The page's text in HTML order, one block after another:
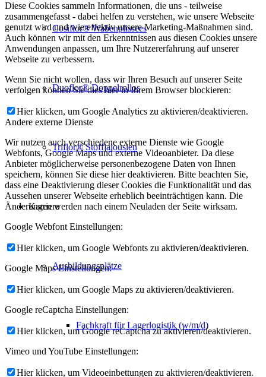
Cosiflor® Wabenplissees
Duoflor® Doppelrollos
Triflor® Stoffjalousien
Karriere
Ausbildungsplätze
Fachkraft für Lagerlogistik (w/m/d)
Diese Cookies sammeln Informationen, die uns - teilweise
zusammengefasst - dabei helfen zu verstehen, wie unsere Webseite
genutzt wird und wie effektiv unsere Marketing-Maßnahmen sind.
Auch können wir mit den Erkenntnissen aus diesen Cookies unsere
Anwendungen anpassen, um Ihre Nutzererfahrung auf unserer
Webseite zu verbessern.
Wenn Sie nicht wollen, dass wir Ihren Besuch auf unserer Seite
verfolgen können Sie dies hier in Ihrem Browser blockieren:
Hier klicken, um Google Analytics zu aktivieren/deaktivieren.
Andere externe Dienste
Wir nutzen auch verschiedene externe Dienste wie Google
Webfonts, Google Maps und externe Videoanbieter. Da diese
Anbieter möglicherweise personenbezogene Daten von Ihnen
speichern, können Sie diese hier deaktivieren. Bitte beachten Sie,
dass eine Deaktivierung dieser Cookies die Funktionalität und das
Aussehen unserer Webseite erheblich beeinträchtigen kann. Die
Änderungen werden nach einem Neuladen der Seite wirksam.
Google Webfont Einstellungen:
Hier klicken, um Google Webfonts zu aktivieren/deaktivieren.
Google Maps Einstellungen:
Hier klicken, um Google Maps zu aktivieren/deaktivieren.
Google reCaptcha Einstellungen:
Hier klicken, um Google reCaptcha zu aktivieren/deaktivieren.
Vimeo und YouTube Einstellungen:
Hier klicken, um Videoeinbettungen zu aktivieren/deaktivieren.